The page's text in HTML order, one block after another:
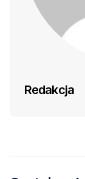
Redakcja